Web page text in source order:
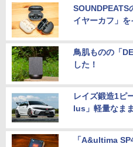
SOUNDPEATS
イヤーカフ」
鳥肌ものの「
した！
レイズ鍛造1ピ
lus」軽量なま
「A&ultima